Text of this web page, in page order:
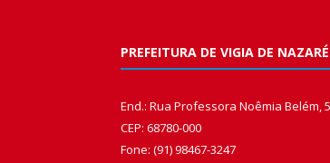
PREFEITURA DE VIGIA DE NAZARÉ
End.: Rua Professora Noêmia Belém,
CEP: 68780-000
Fone: (91) 98467-3247